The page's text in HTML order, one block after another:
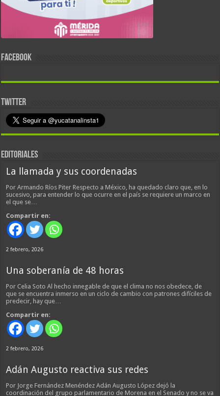
FACEBOOK
TWITTER
EDITORIALES
La llamada y sus coordenadas
Por Armando Ríos Piter Respecto a México, ha quedado claro que, en lo
sucesivo, para entender lo que ocurre en el país se requiere un marco en
el que se…
Compartir en:
2 febrero, 2026
Una soberanía de 48 horas
Por Celia Soto Al hecho innegable de que el clima no nos obedece, de
que se encuentra inmerso en un ciclo de cambio con patrones difíciles de
predecir, hay que…
Compartir en:
2 febrero, 2026
Adán Augusto reactiva sus redes
Por Jorge Fernández Menéndez Adán Augusto López dejó la
coordinación del grupo parlamentario de Morena en el Senado y no se va